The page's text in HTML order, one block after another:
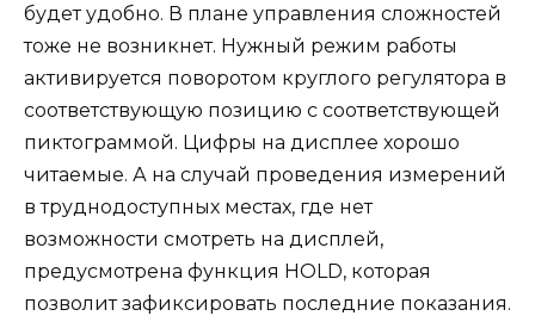
будет удобно. В плане управления сложностей
тоже не возникнет. Нужный режим работы
активируется поворотом круглого регулятора в
соответствующую позицию с соответствующей
пиктограммой. Цифры на дисплее хорошо
читаемые. А на случай проведения измерений
в труднодоступных местах, где нет
возможности смотреть на дисплей,
предусмотрена функция HOLD, которая
позволит зафиксировать последние показания.